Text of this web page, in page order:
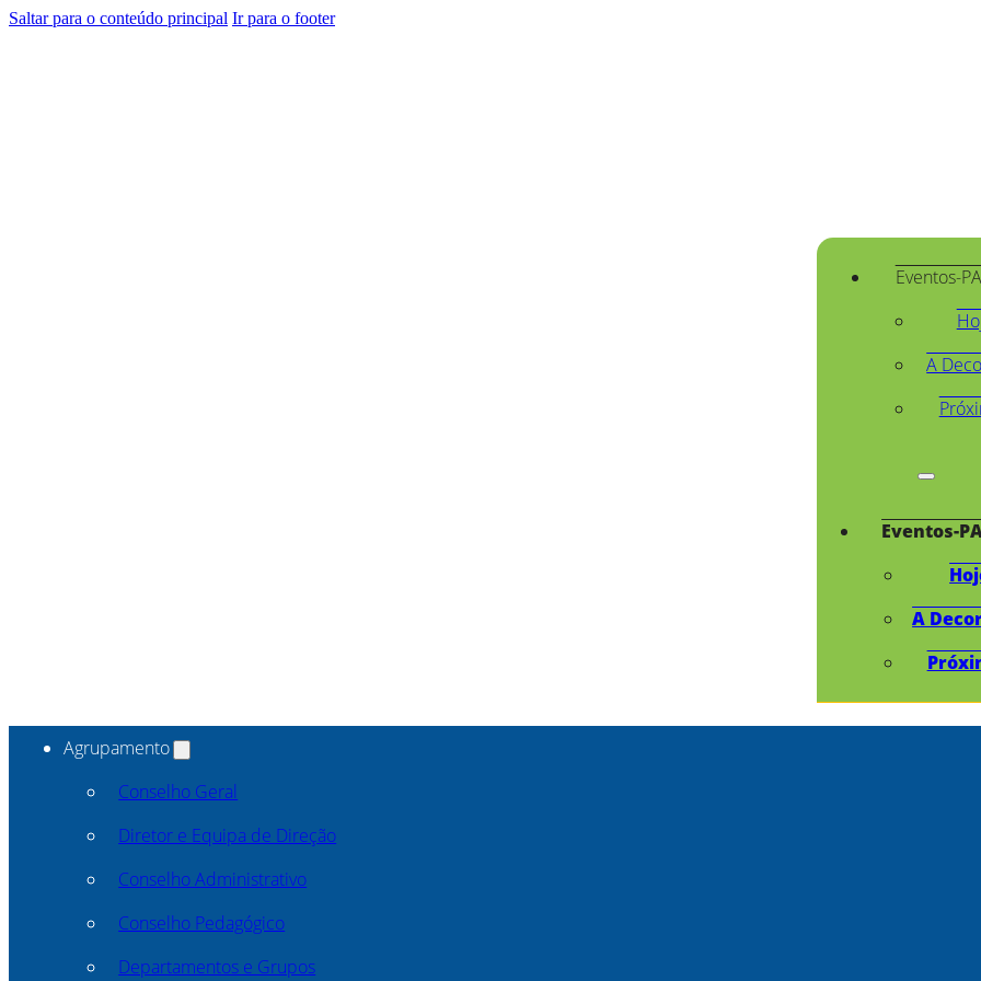
Saltar para o conteúdo principal Ir para o footer
Eventos-
A
Eventos-
A
Agrupamento
Conselho Geral
Diretor e Equipa de Direção
Conselho Administrativo
Conselho Pedagógico
Departamentos e Grupos